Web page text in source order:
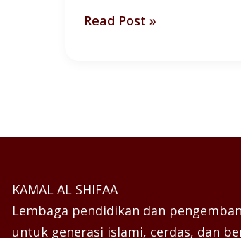
Read Post »
KAMAL AL SHIFAA
Lembaga pendidikan dan
untuk generasi islami, cerdas, dan